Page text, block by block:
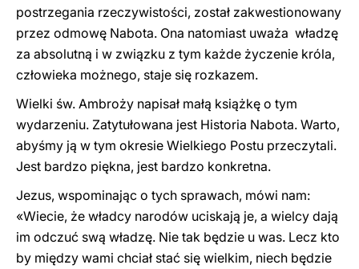
postrzegania rzeczywistości, został zakwestionowany
przez odmowę Nabota. Ona natomiast uważa władzę
za absolutną i w związku z tym każde życzenie króla,
człowieka możnego, staje się rozkazem.
Wielki św. Ambroży napisał małą książkę o tym
wydarzeniu. Zatytułowana jest Historia Nabota. Warto,
abyśmy ją w tym okresie Wielkiego Postu przeczytali.
Jest bardzo piękna, jest bardzo konkretna.
Jezus, wspominając o tych sprawach, mówi nam:
«Wiecie, że władcy narodów uciskają je, a wielcy dają
im odczuć swą władzę. Nie tak będzie u was. Lecz kto
by między wami chciał stać się wielkim, niech będzie